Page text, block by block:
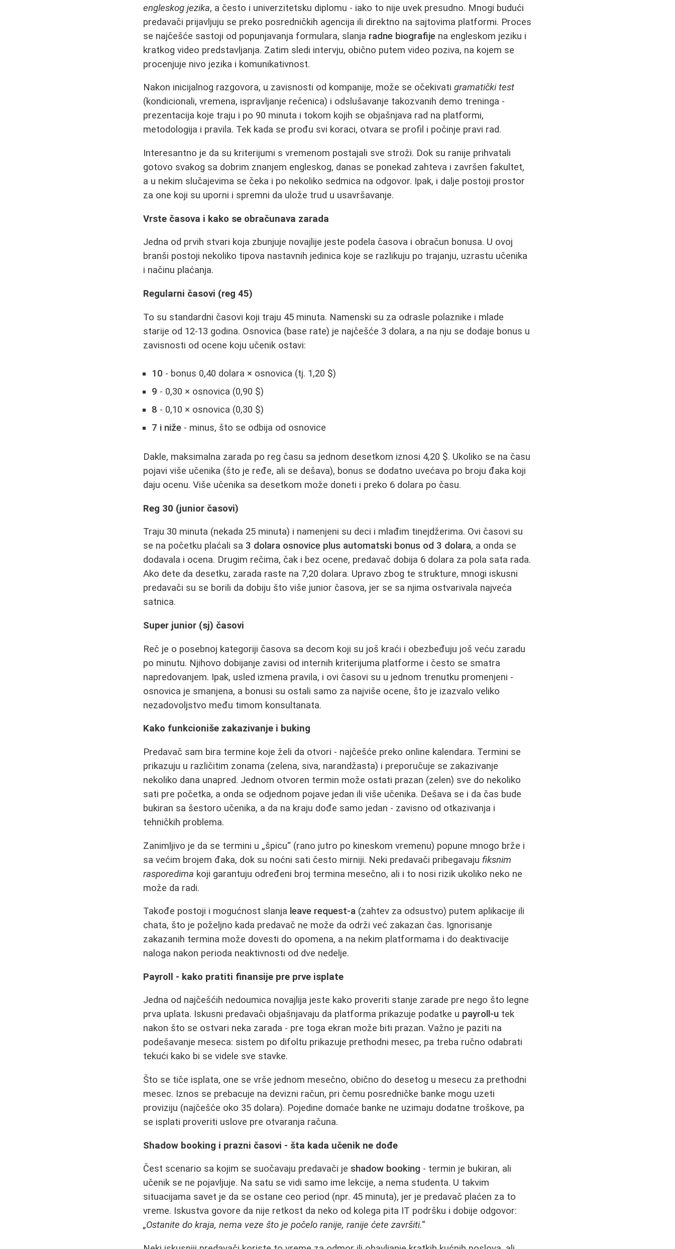
engleskog jezika, a često i univerzitetsku diplomu - iako to nije uvek presudno. Mnogi budući
predavači prijavljuju se preko posredničkih agencija ili direktno na sajtovima platformi. Proces
se najčešće sastoji od popunjavanja formulara, slanja radne biografije na engleskom jeziku i
kratkog video predstavljanja. Zatim sledi intervju, obično putem video poziva, na kojem se
procenjuje nivo jezika i komunikativnost.
Nakon inicijalnog razgovora, u zavisnosti od kompanije, može se očekivatigramatički test
(kondicionali, vremena, ispravljanje rečenica) i odslušavanje takozvanih demo treninga -
prezentacija koje traju i po 90 minuta i tokom kojih se objašnjava rad na platformi,
metodologija i pravila. Tek kada se prođu svi koraci, otvara se profil i počinje pravi rad.
Interesantno je da su kriterijumi s vremenom postajali sve stroži. Dok su ranije prihvatali
gotovo svakog sa dobrim znanjem engleskog, danas se ponekad zahteva i završen fakultet,
a u nekim slučajevima se čeka i po nekoliko sedmica na odgovor. Ipak, i dalje postoji prostor
za one koji su uporni i spremni da ulože trud u usavršavanje.
Vrste časova i kako se obračunava zarada
Jedna od prvih stvari koja zbunjuje novajlije jeste podela časova i obračun bonusa. U ovoj
branši postoji nekoliko tipova nastavnih jedinica koje se razlikuju po trajanju, uzrastu učenika
i načinu plaćanja.
Regularni časovi (reg 45)
To su standardni časovi koji traju 45 minuta. Namenski su za odrasle polaznike i mlade
starije od 12-13 godina. Osnovica (base rate) je najčešće 3 dolara, a na nju se dodaje bonus u
zavisnosti od ocene koju učenik ostavi:
10 - bonus 0,40 dolara × osnovica (tj. 1,20 $)
9 - 0,30 × osnovica (0,90 $)
8 - 0,10 × osnovica (0,30 $)
7 i niže - minus, što se odbija od osnovice
Dakle, maksimalna zarada po reg času sa jednom desetkom iznosi 4,20 $. Ukoliko se na času
pojavi više učenika (što je ređe, ali se dešava), bonus se dodatno uvećava po broju đaka koji
daju ocenu. Više učenika sa desetkom može doneti i preko 6 dolara po času.
Reg 30 (junior časovi)
Traju 30 minuta (nekada 25 minuta) i namenjeni su deci i mlađim tinejdžerima. Ovi časovi su
se na početku plaćali sa 3 dolara osnovice plus automatski bonus od 3 dolara, a onda se
dodavala i ocena. Drugim rečima, čak i bez ocene, predavač dobija 6 dolara za pola sata rada.
Ako dete da desetku, zarada raste na 7,20 dolara. Upravo zbog te strukture, mnogi iskusni
predavači su se borili da dobiju što više junior časova, jer se sa njima ostvarivala najveća
satnica.
Super junior (sj) časovi
Reč je o posebnoj kategoriji časova sa decom koji su još kraći i obezbeđuju još veću zaradu
po minutu. Njihovo dobijanje zavisi od internih kriterijuma platforme i često se smatra
napredovanjem. Ipak, usled izmena pravila, i ovi časovi su u jednom trenutku promenjeni -
osnovica je smanjena, a bonusi su ostali samo za najviše ocene, što je izazvalo veliko
nezadovoljstvo među timom konsultanata.
Kako funkcioniše zakazivanje i buking
Predavač sam bira termine koje želi da otvori - najčešće preko online kalendara. Termini se
prikazuju u različitim zonama (zelena, siva, narandžasta) i preporučuje se zakazivanje
nekoliko dana unapred. Jednom otvoren termin može ostati prazan (zelen) sve do nekoliko
sati pre početka, a onda se odjednom pojave jedan ili više učenika. Dešava se i da čas bude
bukiran sa šestoro učenika, a da na kraju dođe samo jedan - zavisno od otkazivanja i
tehničkih problema.
Zanimljivo je da se termini u „špicu“ (rano jutro po kineskom vremenu) popune mnogo brže i
sa većim brojem đaka, dok su noćni sati često mirniji. Neki predavači pribegavaju fiksnim
rasporedima koji garantuju određeni broj termina mesečno, ali i to nosi rizik ukoliko neko ne
može da radi.
Takođe postoji i mogućnost slanja leave request-a (zahtev za odsustvo) putem aplikacije ili
chata, što je poželjno kada predavač ne može da održi već zakazan čas. Ignorisanje
zakazanih termina može dovesti do opomena, a na nekim platformama i do deaktivacije
naloga nakon perioda neaktivnosti od dve nedelje.
Payroll - kako pratiti finansije pre prve isplate
Jedna od najčešćih nedoumica novajlija jeste kako proveriti stanje zarade pre nego što legne
prva uplata. Iskusni predavači objašnjavaju da platforma prikazuje podatke u payroll-u tek
nakon što se ostvari neka zarada - pre toga ekran može biti prazan. Važno je paziti na
podešavanje meseca: sistem po difoltu prikazuje prethodni mesec, pa treba ručno odabrati
tekući kako bi se videle sve stavke.
Što se tiče isplata, one se vrše jednom mesečno, obično do desetog u mesecu za prethodni
mesec. Iznos se prebacuje na devizni račun, pri čemu posredničke banke mogu uzeti
proviziju (najčešće oko 35 dolara). Pojedine domaće banke ne uzimaju dodatne troškove, pa
se isplati proveriti uslove pre otvaranja računa.
Shadow booking i prazni časovi - šta kada učenik ne dođe
Čest scenario sa kojim se suočavaju predavači je shadow booking - termin je bukiran, ali
učenik se ne pojavljuje. Na satu se vidi samo ime lekcije, a nema studenta. U takvim
situacijama savet je da se ostane ceo period (npr. 45 minuta), jer je predavač plaćen za to
vreme. Iskustva govore da nije retkost da neko od kolega pita IT podršku i dobije odgovor:
„Ostanite do kraja, nema veze što je počelo ranije, ranije ćete završiti.“